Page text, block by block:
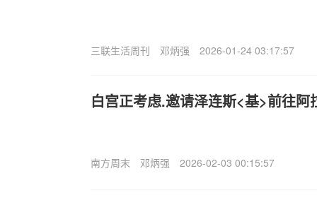
三联生活周刊 邓炳强 2026-01-24 03:17:57
白宫正考虑.邀请泽连斯<基>前往阿
南方周末 邓炳强 2026-02-03 00:15:57